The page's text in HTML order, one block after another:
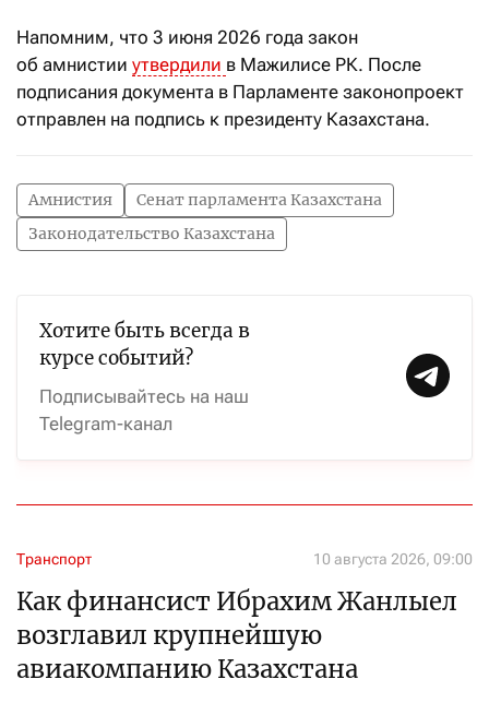
Напомним, что 3 июня 2026 года закон
об амнистии утвердили в Мажилисе РК. После
подписания документа в Парламенте законопроект
отправлен на подпись к президенту Казахстана.
Амнистия
Сенат парламента Казахстана
Законодательство Казахстана
Хотите быть всегда в
курсе событий?
Подписывайтесь на наш
Telegram-канал
Транспорт 10 августа 2026, 09:00
Как финансист Ибрахим Жанлыел
возглавил крупнейшую
авиакомпанию Казахстана